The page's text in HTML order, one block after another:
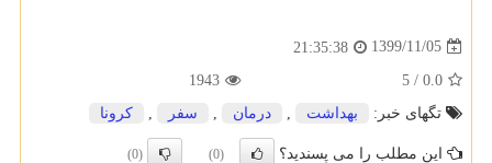
1399/11/05
21:35:38
0.0
/
5
1943
تگهای خبر:
بهداشت درمان سفر كرونا
این مطلب را می پسندید؟ (0)
(0)